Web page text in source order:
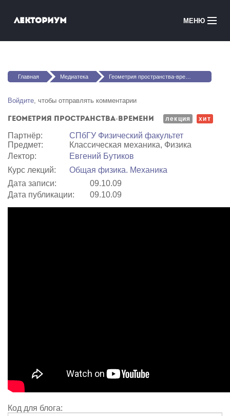
Лекториум МЕНЮ
Медиатека
Courses in English
Войти
Вы здесь
Главная Медиатека Геометрия пространства-времени
Войдите, чтобы отправлять комментарии
Геометрия пространства-времени лекция хит
Партнёр:
СПбГУ Физический факультет
Предмет:
Классическая механика, Физика
Лектор:
Евгений Бутиков
Курс лекций:
Общая физика. Механика
Дата записи:
09.10.09
Дата публикации:
09.10.09
Код для блога: